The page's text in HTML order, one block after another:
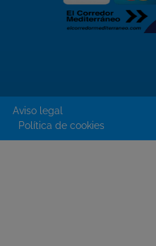
Aviso legal
Política de cookies